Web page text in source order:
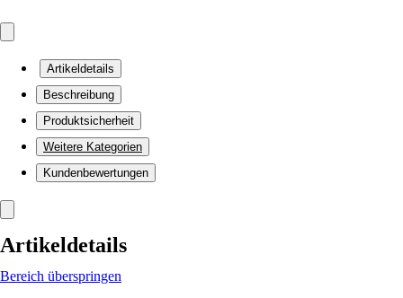
Artikeldetails
Beschreibung
Produktsicherheit
Weitere Kategorien
Kundenbewertungen
Artikeldetails
Bereich überspringen